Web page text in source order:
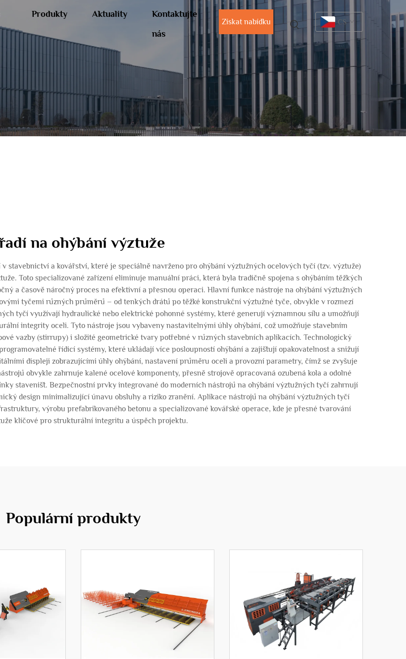
Produkty Aktuality
Kontaktujte
nás
Získat nabídku CS
na ohýbání výztuže
stavebnictví a kovářství, které je speciálně navrženo pro ohýbání výztužných ocelových tyčí (tzv. výztuže)
Toto specializované zařízení eliminuje manuální práci, která byla tradičně spojena s ohýbáním těžkých
a časově náročný proces na efektivní a přesnou operaci. Hlavní funkce nástroje na ohýbání výztužných
tyčemi různých průměrů – od tenkých drátů po těžké konstrukční výztužné tyče, obvykle v rozmezí
tyčí využívají hydraulické nebo elektrické pohonné systémy, které generují významnou sílu a umožňují
integrity oceli. Tyto nástroje jsou vybaveny nastavitelnými úhly ohýbání, což umožňuje stavebním
vazby (stirrupy) i složité geometrické tvary potřebné v různých stavebních aplikacích. Technologický
řídicí systémy, které ukládají více posloupností ohýbání a zajišťují opakovatelnost a snižují
displeji zobrazujícími úhly ohýbání, nastavení průměru oceli a provozní parametry, čímž se zvyšuje
obvykle zahrnuje kalené ocelové komponenty, přesně strojově opracovaná ozubená kola a odolné
stavenišť. Bezpečnostní prvky integrované do moderních nástrojů na ohýbání výztužných tyčí zahrnují
design minimalizující únavu obsluhy a riziko zranění. Aplikace nástrojů na ohýbání výztužných tyčí
výrobu prefabrikovaného betonu a specializované kovářské operace, kde je přesné tvarování
klíčové pro strukturální integritu a úspěch projektu.
Populární produkty